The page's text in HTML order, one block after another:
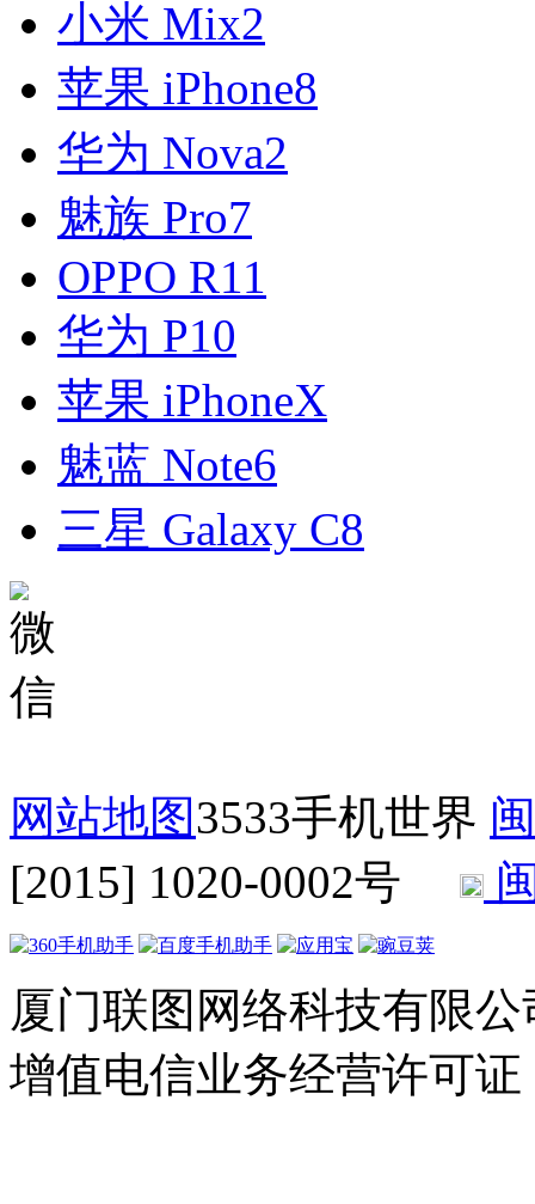
小米 Mix2
苹果 iPhone8
华为 Nova2
魅族 Pro7
OPPO R11
华为 P10
苹果 iPhoneX
魅蓝 Note6
三星 Galaxy C8
网站地图3533手机世界
[2015] 1020-0002号
厦门联图网络科技有限公
增值电信业务经营许可证